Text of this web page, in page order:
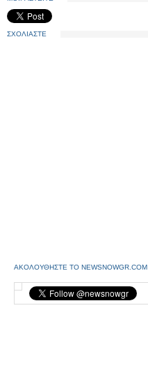
ΣΧΟΛΙΑΣΤΕ
ΑΚΟΛΟΥΘΗΣΤΕ ΤΟ NEWSNOWGR.COM